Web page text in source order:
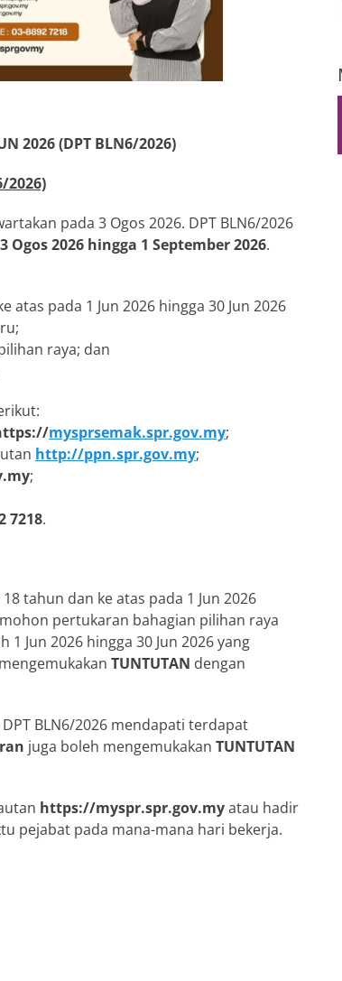
2026(DPT BLN6/2026)
2026)
pada 3 Ogos 2026. DPT BLN6/2026
2026 hingga 1 September 2026.
pada 1 Jun 2026 hingga 30 Jun 2026
raya; dan
mysprsemak.spr.gov.my;
http://ppn.spr.gov.my;
;
7218.
tahun dan ke atas pada 1 Jun 2026
pertukaran bahagian pilihan raya
Jun 2026 hingga 30 Jun 2026 yang
TUNTUTAN dengan
BLN6/2026 mendapati terdapat
juga boleh mengemukakan TUNTUTAN
https://myspr.spr.gov.myatau hadir
pejabat pada mana-mana hari bekerja.